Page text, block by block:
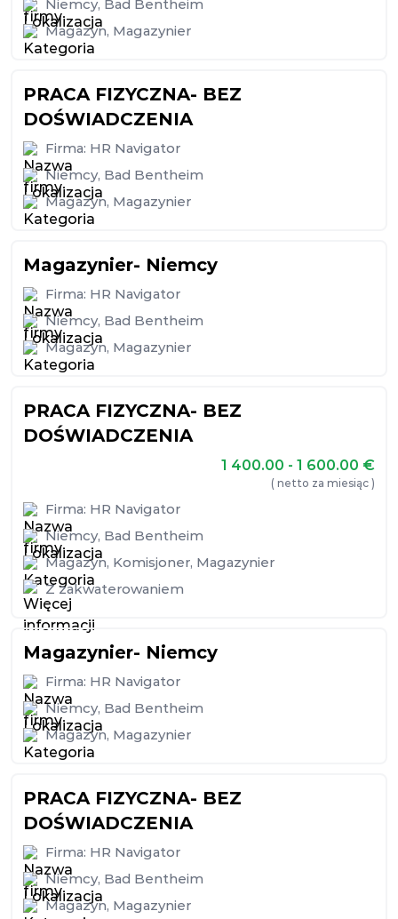
Niemcy, Bad Bentheim
Magazyn, Magazynier
PRACA FIZYCZNA- BEZ
DOŚWIADCZENIA
Firma: HR Navigator
Niemcy, Bad Bentheim
Magazyn, Magazynier
Magazynier- Niemcy
Firma: HR Navigator
Niemcy, Bad Bentheim
Magazyn, Magazynier
PRACA FIZYCZNA- BEZ
DOŚWIADCZENIA
1 400.00 - 1 600.00 €
( netto za miesiąc )
Firma: HR Navigator
Niemcy, Bad Bentheim
Magazyn, Komisjoner, Magazynier
Z zakwaterowaniem
Magazynier- Niemcy
Firma: HR Navigator
Niemcy, Bad Bentheim
Magazyn, Magazynier
PRACA FIZYCZNA- BEZ
DOŚWIADCZENIA
Firma: HR Navigator
Niemcy, Bad Bentheim
Magazyn, Magazynier